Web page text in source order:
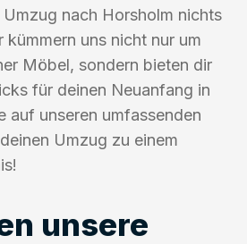
nach Horsholm nichts
kümmern uns nicht nur um
Möbel, sondern bieten dir
für deinen Neuanfang in
auf unseren umfassenden
Umzug zu einem
unsere